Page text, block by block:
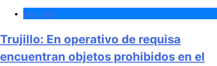
nacional
Trujillo: En operativo de requisa
encuentran objetos prohibidos en el